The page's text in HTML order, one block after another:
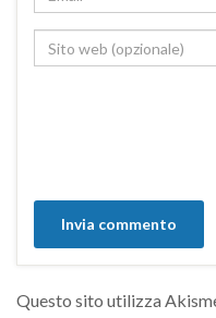
Questo sito utilizza